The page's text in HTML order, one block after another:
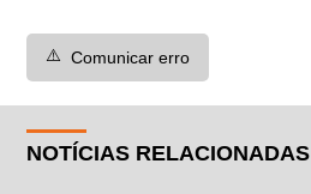
⚠️ Comunicar erro
NOTÍCIAS RELACIONADAS